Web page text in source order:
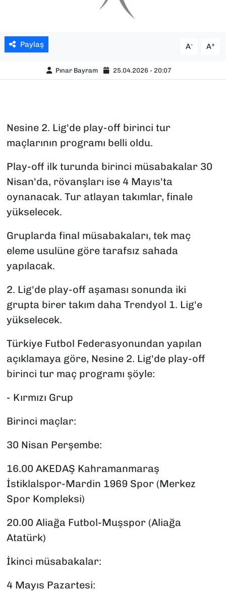
Paylaş A- A+
Pınar Bayram 25.04.2026 - 20:07
Nesine 2. Lig'de play-off birinci tur
maçlarının programı belli oldu.
Play-off ilk turunda birinci müsabakalar 30
Nisan'da, rövanşları ise 4 Mayıs'ta
oynanacak. Tur atlayan takımlar, finale
yükselecek.
Gruplarda final müsabakaları, tek maç
eleme usulüne göre tarafsız sahada
yapılacak.
2. Lig'de play-off aşaması sonunda iki
grupta birer takım daha Trendyol 1. Lig'e
yükselecek.
Türkiye Futbol Federasyonundan yapılan
açıklamaya göre, Nesine 2. Lig'de play-off
birinci tur maç programı şöyle:
- Kırmızı Grup
Birinci maçlar:
30 Nisan Perşembe:
16.00 AKEDAŞ Kahramanmaraş
İstiklalspor-Mardin 1969 Spor (Merkez
Spor Kompleksi)
20.00 Aliağa Futbol-Muşspor (Aliağa
Atatürk)
İkinci müsabakalar:
4 Mayıs Pazartesi:
YEREL YÖNETİMLER